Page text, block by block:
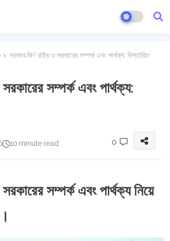
সরকার কি? রাষ্ট্র ও সরকারের সম্পর্ক এবং পার্থক্য: বিস্তারিত
সম্পর্ক এবং পার্থক্য:
10 minute read 0
সম্পর্ক এবং পার্থক্য নিয়ে